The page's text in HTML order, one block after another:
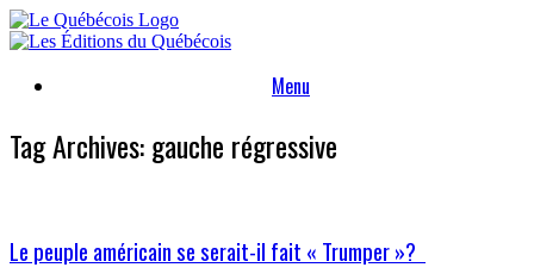
Skip
to
Menu
Tag Archives:gauche régressive
Le peuple américain se serait-il fait « Trumper »?